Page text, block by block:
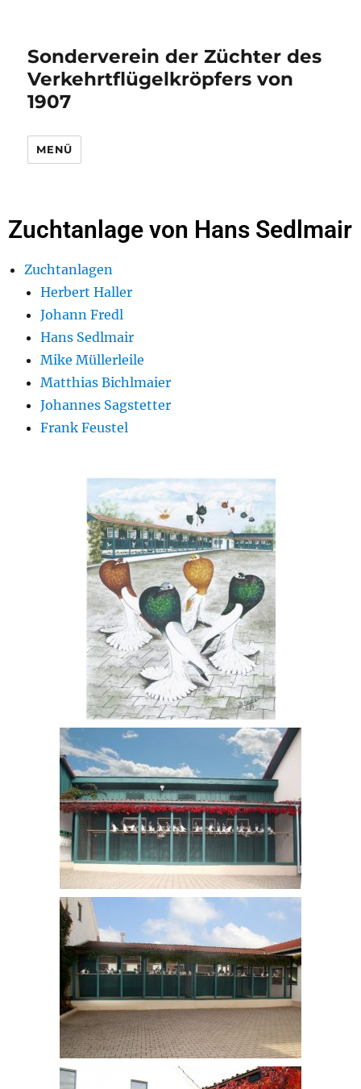
Sonderverein der Züchter des
Verkehrtflügelkröpfers von
1907
MENÜ
Zuchtanlage von Hans Sedlmair
Zuchtanlagen
Herbert Haller
Johann Fredl
Hans Sedlmair
Mike Müllerleile
Matthias Bichlmaier
Johannes Sagstetter
Frank Feustel